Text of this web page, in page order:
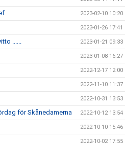
2023-02-10 10:20
2023-01-26 17:41
...... 2023-01-21 09:33
2023-01-08 16:27
2022-12-17 12:00
2022-11-10 11:37
2022-10-31 13:53
för Skånedamerna 2022-10-12 13:54
2022-10-10 15:46
2022-10-02 17:55